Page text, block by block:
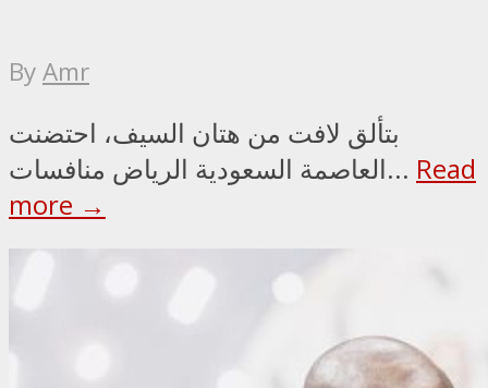
ByAmr
بتألق لافت من هتان السيف، احتضنت
العاصمة السعودية الرياض منافسات... Read
more →